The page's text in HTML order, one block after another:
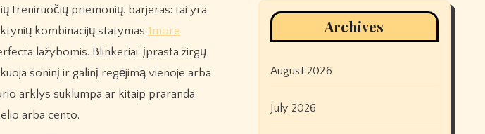
treniruočių priemonių. barjeras: tai yra
kombinacijų statymas 1more
lažybomis. Blinkeriai: įprasta žirgų
šoninį ir galinį regėjimą vienoje arba
arklys suklumpa ar kitaip praranda
arba cento.
Archives
August 2026
July 2026